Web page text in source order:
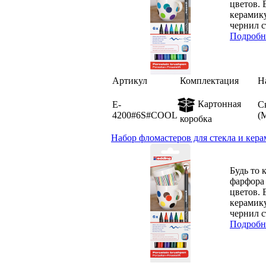
цветов.
чернил
Артикул Комплектация
E-
4200#6S#COOL
Картонная
коробка
Набор фломастеров для стекла и
Будь то
фарфора
цветов.
чернил